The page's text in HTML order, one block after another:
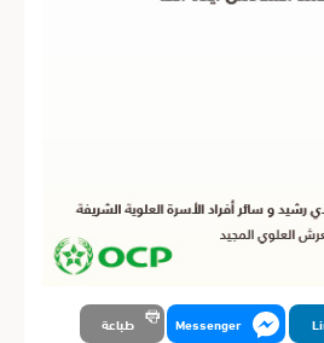
Messenger طباعة